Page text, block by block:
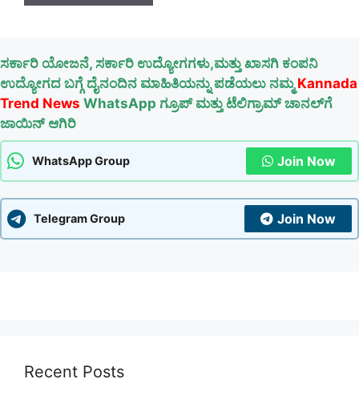
ಸರ್ಕಾರಿ ಯೋಜನೆ, ಸರ್ಕಾರಿ ಉದ್ಯೋಗಗಳು,ಮತ್ತು ಖಾಸಗಿ ಕಂಪನಿ
ಉದ್ಯೋಗದ ಬಗ್ಗೆ ದೈನಂದಿನ ಮಾಹಿತಿಯನ್ನು ಪಡೆಯಲು ನಮ್ಮ Kannada
Trend News WhatsApp ಗ್ರೂಪ್ ಮತ್ತು ಟೆಲಿಗ್ರಾಮ್ ಚಾನಲ್‌ಗೆ
ಜಾಯಿನ್ ಆಗಿರಿ
WhatsApp Group Join Now
Telegram Group Join Now
Recent Posts